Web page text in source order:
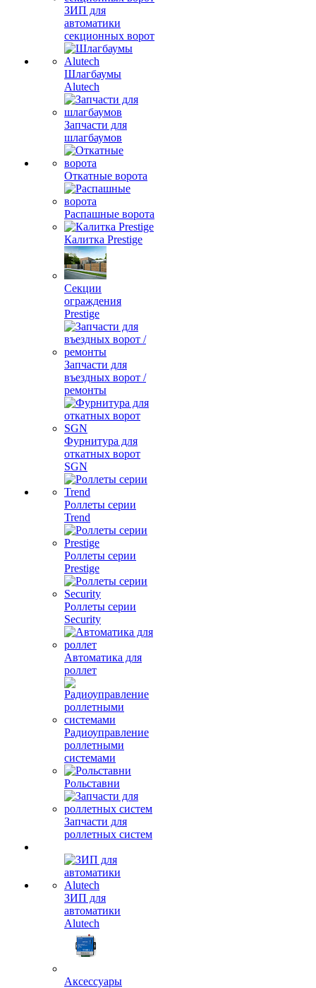
ЗИП для
автоматики
секционных ворот
Шлагбаумы
Alutech
Запчасти для
шлагбаумов
Откатные ворота
Распашные ворота
Калитка Prestige
Секции
ограждения
Prestige
Запчасти для
въездных ворот /
ремонты
Фурнитура для
откатных ворот
SGN
Роллеты серии
Trend
Роллеты серии
Prestige
Роллеты серии
Security
Автоматика для
роллет
Радиоуправление
роллетными
системами
Рольставни
Запчасти для
роллетных систем
ЗИП для
автоматики
Alutech
Аксессуары